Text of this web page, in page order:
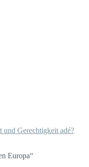
und Gerechtigkeit adé?